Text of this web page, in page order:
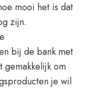
mooi het is dat
zijn.
bij de bank met
gemakkelijk om
je wil